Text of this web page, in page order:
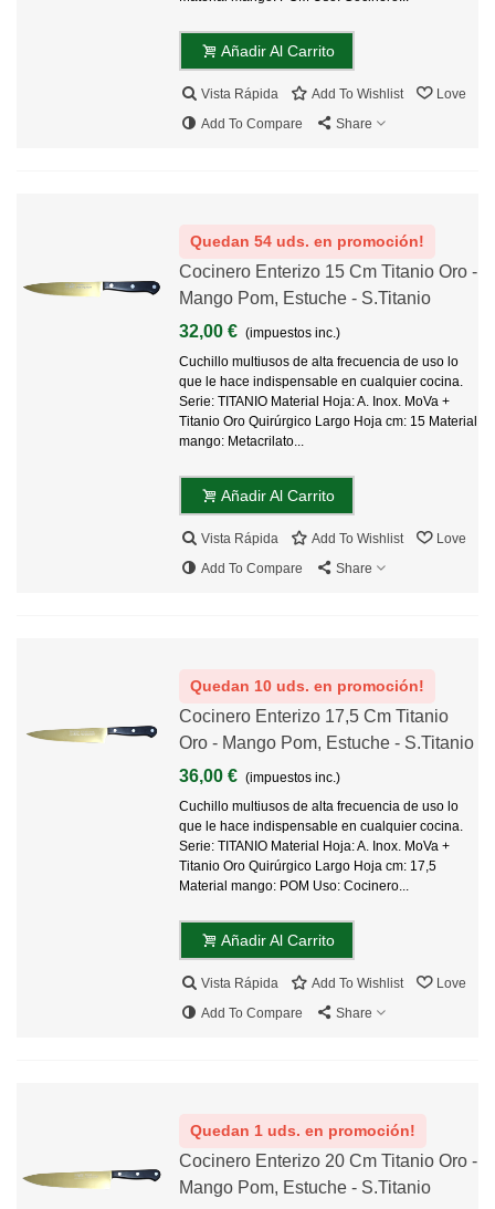
Añadir Al Carrito
Vista Rápida Add To Wishlist
Love
Add To Compare
Share
Quedan 54 uds. en promoción!
Cocinero Enterizo 15 Cm Titanio Oro -
Mango Pom, Estuche - S.Titanio
32,00 € (impuestos inc.)
Cuchillo multiusos de alta frecuencia de uso lo
que le hace indispensable en cualquier cocina.
Serie: TITANIO Material Hoja: A. Inox. MoVa +
Titanio Oro Quirúrgico Largo Hoja cm: 15 Material
mango: Metacrilato...
Añadir Al Carrito
Vista Rápida Add To Wishlist
Love
Add To Compare
Share
Quedan 10 uds. en promoción!
Cocinero Enterizo 17,5 Cm Titanio
Oro - Mango Pom, Estuche - S.Titanio
36,00 € (impuestos inc.)
Cuchillo multiusos de alta frecuencia de uso lo
que le hace indispensable en cualquier cocina.
Serie: TITANIO Material Hoja: A. Inox. MoVa +
Titanio Oro Quirúrgico Largo Hoja cm: 17,5
Material mango: POM Uso: Cocinero...
Añadir Al Carrito
Vista Rápida Add To Wishlist
Love
Add To Compare
Share
Quedan 1 uds. en promoción!
Cocinero Enterizo 20 Cm Titanio Oro -
Mango Pom, Estuche - S.Titanio